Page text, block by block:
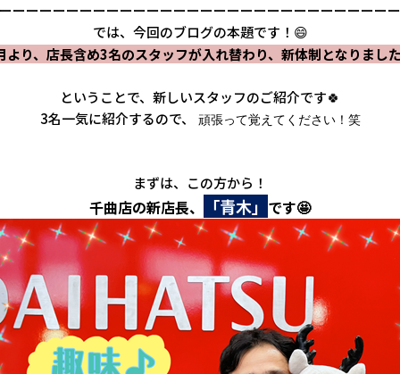
ーーーーーーーーーーーーーーーーーーーーーーーーーーーー
では、今回のブログの本題です！😄
より、店長含め3名のスタッフが入れ替わり、新体制となりまし
ということで、新しいスタッフのご紹介です🍀
3名一気に紹介するので、
頑張って覚えてください！笑
まずは、この方から！
千曲店の新店長、 「青木」 です🤩